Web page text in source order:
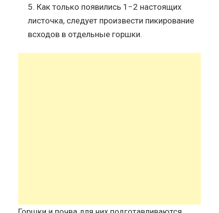
Как только появились 1−2 настоящих
листочка, следует произвести пикирование
всходов в отдельные горшки.